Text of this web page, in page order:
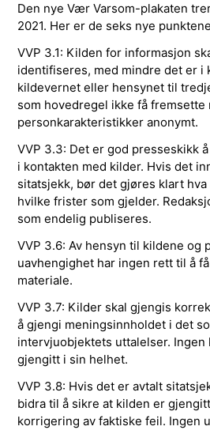
Den nye Vær Varsom-plakaten
2021. Her er de seks nye
VVP 3.1: Kilden for informasjon
identifiseres, med mindre det er i
kildevernet eller hensynet til
som hovedregel ikke få fremsette
personkarakteristikker anonymt.
VVP 3.3: Det er god presseskikk
i kontakten med kilder. Hvis det
sitatsjekk, bør det gjøres klart
hvilke frister som gjelder.
som endelig publiseres.
VVP 3.6: Av hensyn til kildene og
uavhengighet har ingen rett til å
materiale.
VVP 3.7: Kilder skal gjengis
å gjengi meningsinnholdet i det
intervjuobjektets uttalelser. Ingen
gjengitt i sin helhet.
VVP 3.8: Hvis det er avtalt
bidra til å sikre at kilden er
korrigering av faktiske feil. Ingen